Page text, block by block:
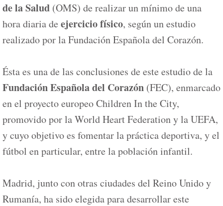
de la Salud (OMS) de realizar un mínimo de una
hora diaria de ejercicio físico, según un estudio
realizado por la Fundación Española del Corazón.
Ésta es una de las conclusiones de este estudio de la
Fundación Española del Corazón (FEC), enmarcado
en el proyecto europeo Children In the City,
promovido por la World Heart Federation y la UEFA,
y cuyo objetivo es fomentar la práctica deportiva, y el
fútbol en particular, entre la población infantil.
Madrid, junto con otras ciudades del Reino Unido y
Rumanía, ha sido elegida para desarrollar este